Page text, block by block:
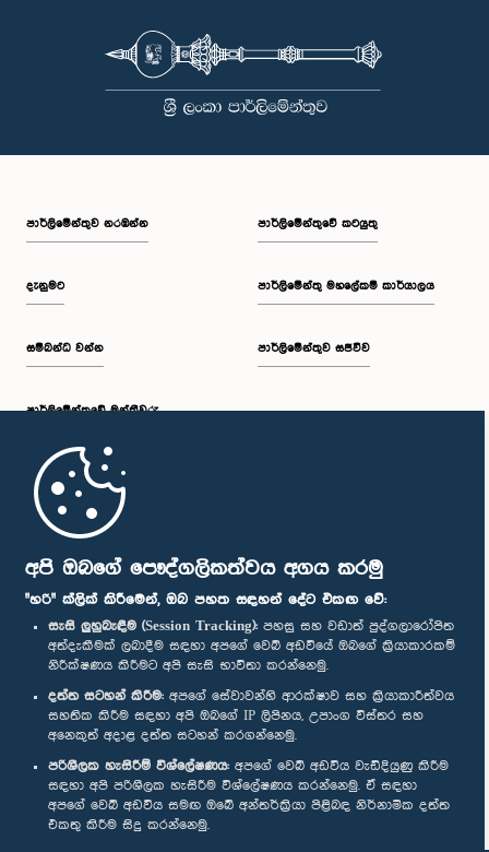
අපි ඔබගේ පෞද්ගලිකත්වය අගය කරමු
"හරි" ක්ලික් කිරීමෙන්, ඔබ පහත සඳහන් දේට එකඟ වේ:
සැසි ලුහුබැඳීම (Session Tracking): පහසු සහ වඩාත් පුද්ගලාරෝපිත
අත්දැකීමක් ලබාදීම සඳහා අපගේ වෙබ් අඩවියේ ඔබගේ ක්‍රියාකාරකම්
නිරීක්ෂණය කිරීමට අපි සැසි භාවිතා කරන්නෙමු.
දත්ත සටහන් කිරීම: අපගේ සේවාවන්හි ආරක්ෂාව සහ ක්‍රියාකාරීත්වය
සහතික කිරීම සඳහා අපි ඔබගේ IP ලිපිනය, උපාංග විස්තර සහ
අනෙකුත් අදාළ දත්ත සටහන් කරගන්නෙමු.
පරිශීලක හැසිරීම් විශ්ලේෂණය: අපගේ වෙබ් අඩවිය වැඩිදියුණු කිරීම
සඳහා අපි පරිශීලක හැසිරීම විශ්ලේෂණය කරන්නෙමු. ඒ සඳහා
අපගේ වෙබ් අඩවිය සමඟ ඔබේ අන්තර්ක්‍රියා පිළිබඳ නිර්නාමික දත්ත
එකතු කිරීම සිදු කරන්නෙමු.
පාර්ලි‌මේන්තුව නරඹන්න
දැනුමට
සම්බන්ධ වන්න
පාර්ලි‌මේන්තුවේ මන්ත්‍රීවරු
මුල් පිටුව
පාර්ලිමේන්තුවේ කටයුතු
පාර්ලිමේන්තු මහලේකම් කාර්යාලය
පාර්ලිමේන්තුව සජීවීව
පාර්ලිමේන්තු ජංගම යෙදුම
අප හා සම්බන්ධ වී සිටින්න :
සම්මාන
පෞද්ගලිකත්ව ප්‍රතිපත්තිය